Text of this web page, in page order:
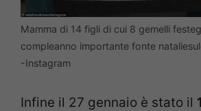
Mamma di 14 figli di cui 8 gemelli
compleanno importante fonte
-Instagram
Infine il 27 gennaio è stato il